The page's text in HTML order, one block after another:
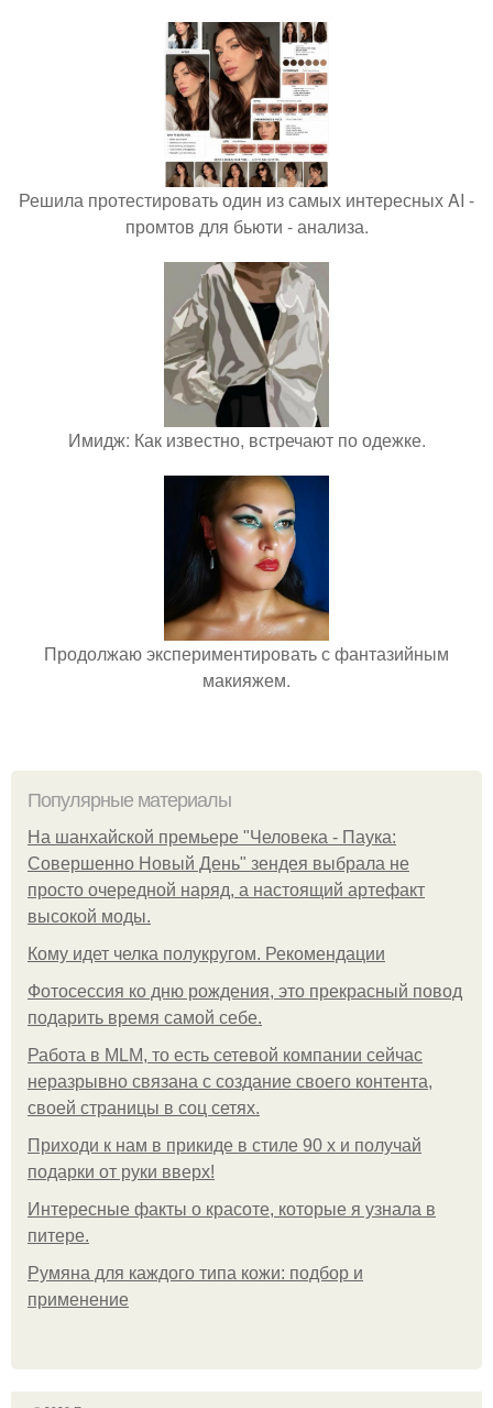
Решила протестировать один из самых интересных AI -
промтов для бьюти - анализа.
Имидж: Как известно, встречают по одежке.
Продолжаю экспериментировать с фантазийным
макияжем.
Популярные материалы
На шанхайской премьере "Человека - Паука:
Совершенно Новый День" зендея выбрала не
просто очередной наряд, а настоящий артефакт
высокой моды.
Кому идет челка полукругом. Рекомендации
Фотосессия ко дню рождения, это прекрасный повод
подарить время самой себе.
Работа в MLM, то есть сетевой компании сейчас
неразрывно связана с создание своего контента,
своей страницы в соц сетях.
Приходи к нам в прикиде в стиле 90 х и получай
подарки от руки вверх!
Интересные факты о красоте, которые я узнала в
питере.
Румяна для каждого типа кожи: подбор и
применение